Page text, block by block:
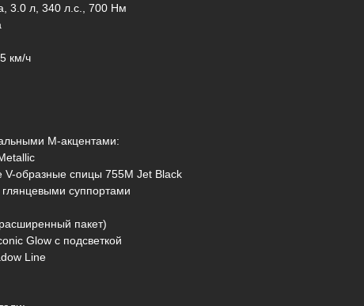
3.0 л, 340 л.с., 700 Нм
км/ч
M-акцентами:
V-образные спицы 755M Jet Black
суппортами
пакет)
Glow с подсветкой
Line